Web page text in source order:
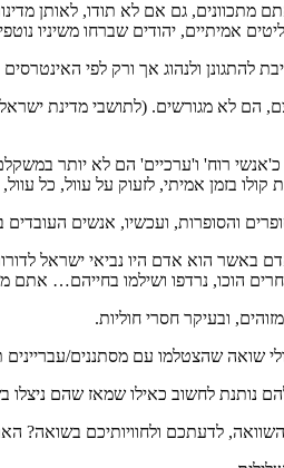
גם אם לא תודו, לאותן
אמיתיים, יהודים שברחו משיניו
להתגונן ולנהוג אך ורק לפי
הם לא מגורשים. (לתושבי מדינת
רוח' ו'ערכיים' הם לא יותר
בזמן אמיתי, לזעוק על עוול, כל
והסופרות, ועכשיו, אנשים
באשר הוא אדם היו נביאי ישראל
הוכו, נרדפו ושילמו בחייהם… אתם
ובעיקר חסרי חוליות.
שואה שהצטלמו עם מסתננים/
לחשוב כאילו שמאז שהם ניצלו
לדעתכם ולחוויותיכם בשואה?